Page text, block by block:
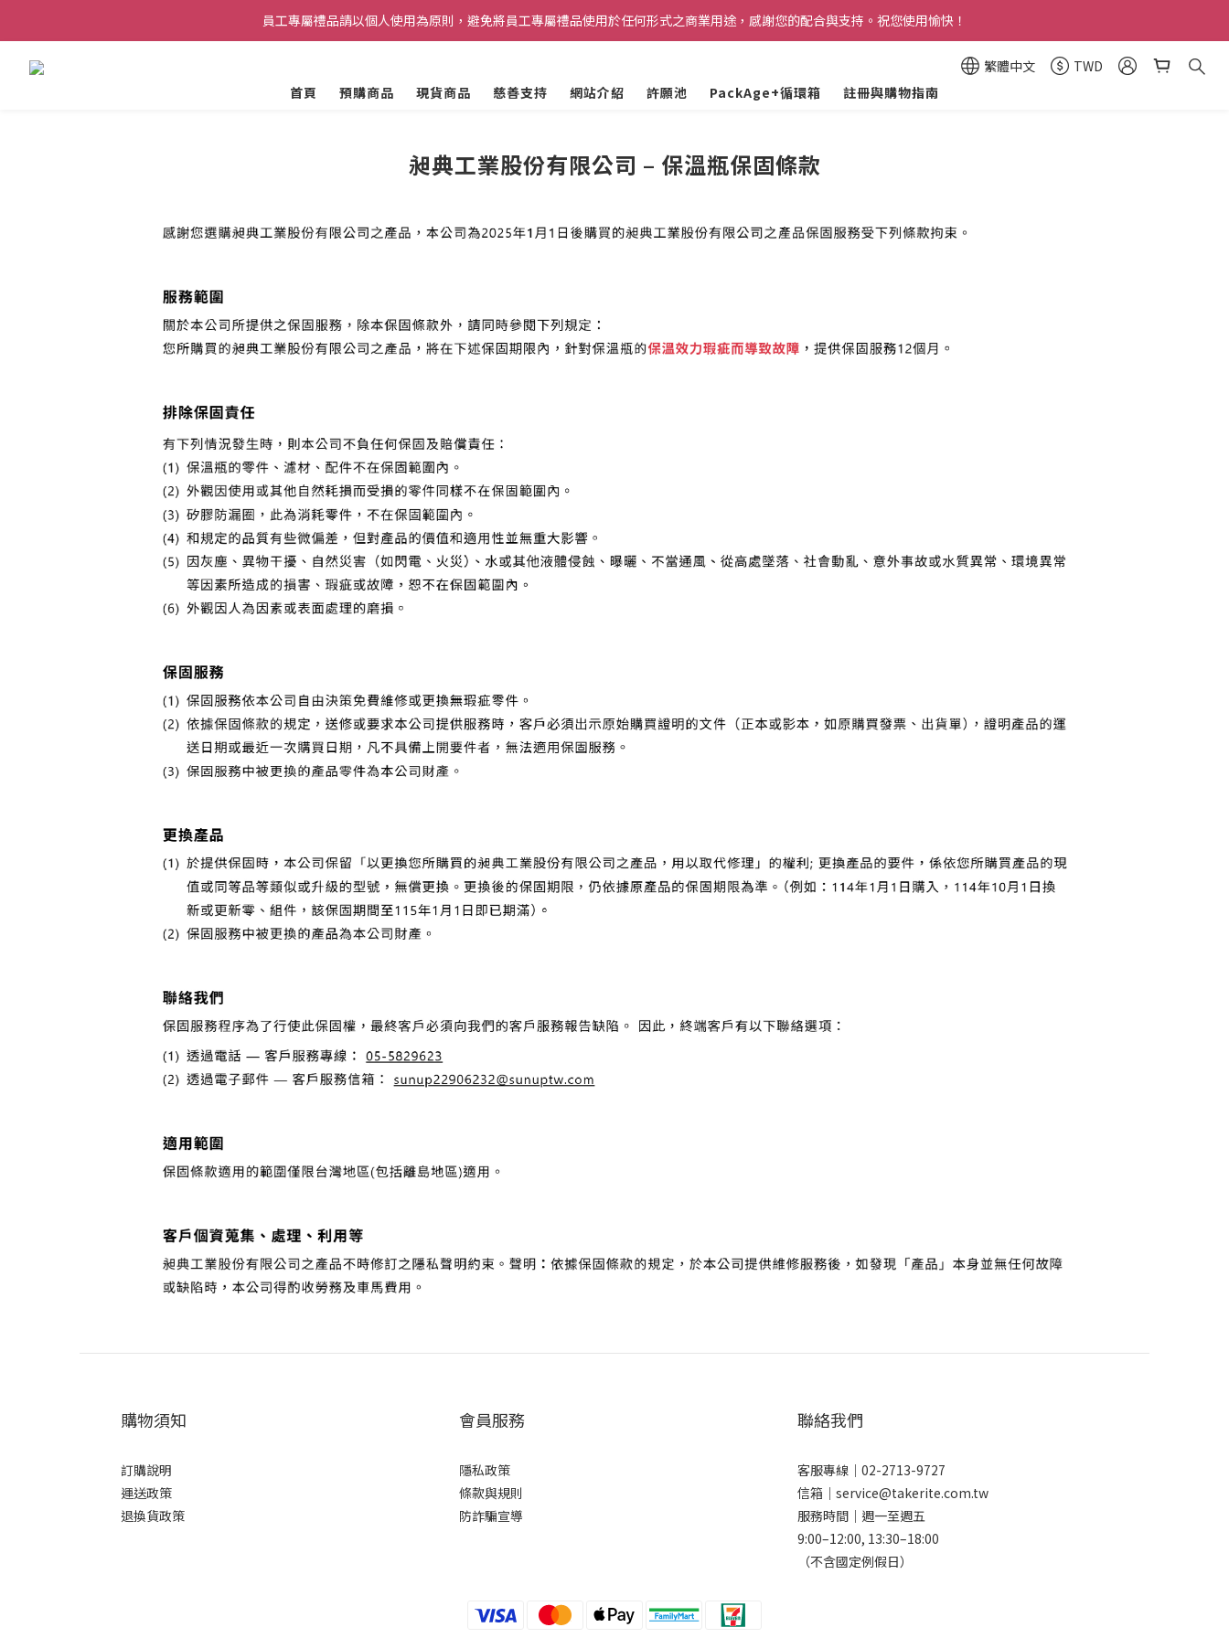
請務必使用私人 Email 註冊，確保能順利收到驗證信。本網站僅限台積電在職員工購買。離職員工及留職停薪人員均不具購買資格，未符合資格之訂單將由系統自動取消。
員工專屬禮品請以個人使用為原則，避免將員工專屬禮品使用於任何形式之商業用途，感謝您的配合與支持。祝您使用愉快！
溫馨提醒：若員工專屬禮品之使用行為（例如用於特定的轉售或營利等商業用途），會對公司聲譽造成負面影響者，將依公司工作守則及相關規定，視情節採取必要行動。感謝您的配合與支持！
請務必使用私人 Email 註冊，確保能順利收到驗證信。本網站僅限台積電在職員工購買。離職員工及留職停薪人員均不具購買資格，未符合資格之訂單將由系統自動取消。
繁體中文
TWD
首頁
預購商品 現貨商品 慈善支持 網站介紹 許願池 PackAge+循環箱 註冊與購物指南
昶典工業股份有限公司 – 保溫瓶保固條款
購物須知
訂購說明
運送政策
退換貨政策
會員服務
隱私政策
條款與規則
防詐騙宣導
聯絡我們
客服專線｜02-2713-9727
信箱｜service@takerite.com.tw
服務時間｜週一至週五
9:00–12:00, 13:30–18:00
（不含國定例假日）